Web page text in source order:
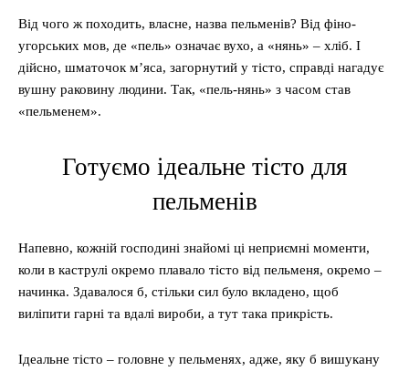
Від чого ж походить, власне, назва пельменів? Від фіно-
угорських мов, де «пель» означає вухо, а «нянь» – хліб. І
дійсно, шматочок м’яса, загорнутий у тісто, справді нагадує
вушну раковину людини. Так, «пель-нянь» з часом став
«пельменем».
Готуємо ідеальне тісто для
пельменів
Напевно, кожній господині знайомі ці неприємні моменти,
коли в каструлі окремо плавало тісто від пельменя, окремо –
начинка. Здавалося б, стільки сил було вкладено, щоб
виліпити гарні та вдалі вироби, а тут така прикрість.
Ідеальне тісто – головне у пельменях, адже, яку б вишукану